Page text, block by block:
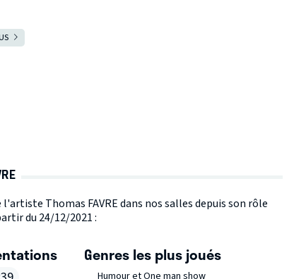
Thomas FAVRE dans nos salles depuis son rôle
du 24/12/2021 :
Genres les plus joués
Humour et One man show